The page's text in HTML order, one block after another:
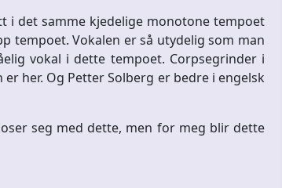
i det samme kjedelige monotone tempoet
tempoet. Vokalen er så utydelig som man
vokal i dette tempoet. Corpsegrinder i
her. Og Petter Solberg er bedre i engelsk
seg med dette, men for meg blir dette